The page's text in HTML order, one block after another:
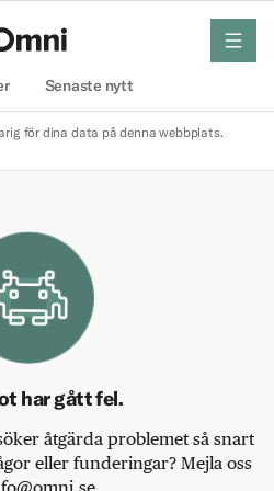
Senaste nytt
meny
för dina data på denna webbplats.
har gått fel.
åtgärda problemet så snart
eller funderingar? Mejla oss